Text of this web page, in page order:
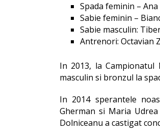
Spada feminin –
Sabie feminin –
Sabie masculin:
Antrenori: Octavian
In 2013, la
masculin si bronzul la
In 2014 sperantele
Gherman si Maria
Dolniceanu a castigat